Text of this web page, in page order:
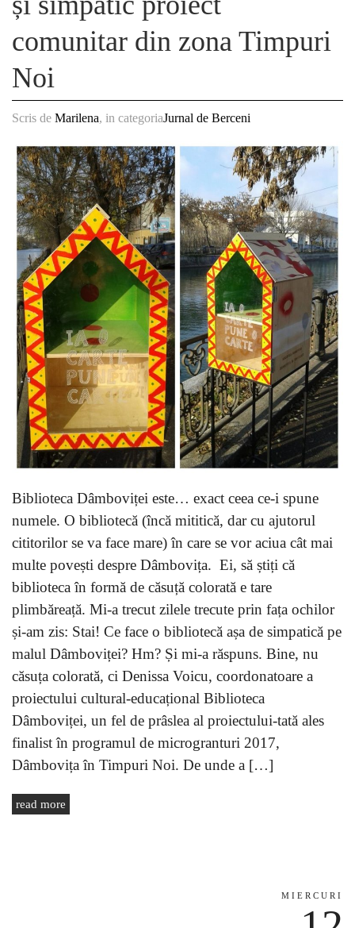
comunitar din zona Timpuri
Noi
Scris de Marilena, in categoriaJurnal de Berceni
Biblioteca Dâmboviței este… exact ceea ce-i spune
numele. O bibliotecă (încă mititică, dar cu ajutorul
cititorilor se va face mare) în care se vor aciua cât mai
multe povești despre Dâmbovița. Ei, să știți că
biblioteca în formă de căsuță colorată e tare
plimbăreață. Mi-a trecut zilele trecute prin fața ochilor
și-am zis: Stai! Ce face o bibliotecă așa de simpatică pe
malul Dâmboviței? Hm? Și mi-a răspuns. Bine, nu
căsuța colorată, ci Denissa Voicu, coordonatoare a
proiectului cultural-educațional Biblioteca
Dâmboviței, un fel de prâslea al proiectului-tată ales
finalist în programul de microgranturi 2017,
Dâmbovița în Timpuri Noi. De unde a […]
read more
MIERCURI